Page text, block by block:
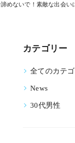
めないで！素敵な出会い
カテゴリー
全てのカテ
News
30代男性